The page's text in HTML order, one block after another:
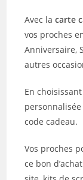
Avec la carte
vos proches
Anniversaire,
autres
En
personnalisée
code cadeau.
Vos proches
ce bon